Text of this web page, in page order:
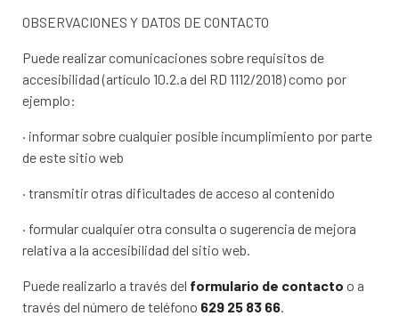
OBSERVACIONES Y DATOS DE CONTACTO
Puede realizar comunicaciones sobre requisitos de
accesibilidad (artículo 10.2.a del RD 1112/2018) como por
ejemplo:
· informar sobre cualquier posible incumplimiento por parte
de este sitio web
· transmitir otras dificultades de acceso al contenido
· formular cualquier otra consulta o sugerencia de mejora
relativa a la accesibilidad del sitio web.
Puede realizarlo a través del formulario de contacto o a
través del número de teléfono 629 25 83 66.